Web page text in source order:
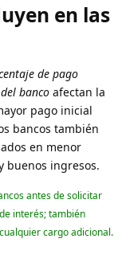
en las
de pago
banco afectan la
pago inicial
bancos también
en menor
buenos ingresos.
antes de solicitar
interés; también
cargo adicional.